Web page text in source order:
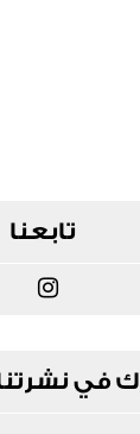
تابعنا
في نشرتنا